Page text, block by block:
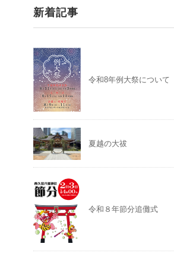
新着記事
令和8年例大祭について
夏越の大祓
令和８年節分追儺式